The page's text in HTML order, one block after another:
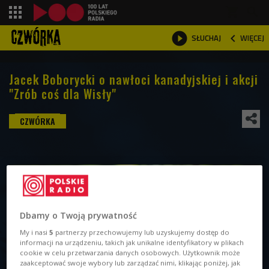
 SŁUCHAJ  WIĘCEJ

Jacek Boborycki o nawłoci kanadyjskiej i akcji
"Zrób coś dla Wisły"
Dbamy o Twoją prywatność
My i nasi5 partnerzy przechowujemy lub uzyskujemy dostęp do
informacji na urządzeniu, takich jak unikalne identyfikatory w plikach
cookie w celu przetwarzania danych osobowych. Użytkownik może
zaakceptować swoje wybory lub zarządzać nimi, klikając poniżej, jak